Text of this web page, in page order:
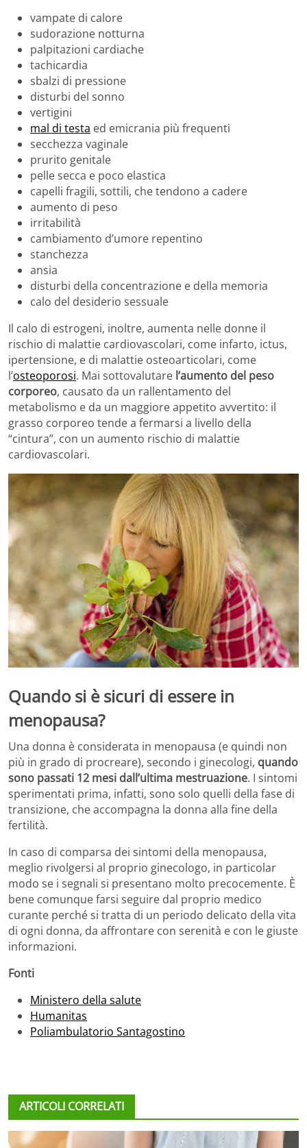
vampate di calore
sudorazione notturna
palpitazioni cardiache
tachicardia
sbalzi di pressione
disturbi del sonno
vertigini
mal di testa ed emicrania più frequenti
secchezza vaginale
prurito genitale
pelle secca e poco elastica
capelli fragili, sottili, che tendono a cadere
aumento di peso
irritabilità
cambiamento d’umore repentino
stanchezza
ansia
disturbi della concentrazione e della memoria
calo del desiderio sessuale
Il calo di estrogeni, inoltre, aumenta nelle donne il
rischio di malattie cardiovascolari, come infarto, ictus,
ipertensione, e di malattie osteoarticolari, come
l’osteoporosi. Mai sottovalutare l’aumento del peso
corporeo, causato da un rallentamento del
metabolismo e da un maggiore appetito avvertito: il
grasso corporeo tende a fermarsi a livello della
“cintura”, con un aumento rischio di malattie
cardiovascolari.
Quando si è sicuri di essere in
menopausa?
Una donna è considerata in menopausa (e quindi non
più in grado di procreare), secondo i ginecologi, quando
sono passati 12 mesi dall’ultima mestruazione. I sintomi
sperimentati prima, infatti, sono solo quelli della fase di
transizione, che accompagna la donna alla fine della
fertilità.
In caso di comparsa dei sintomi della menopausa,
meglio rivolgersi al proprio ginecologo, in particolar
modo se i segnali si presentano molto precocemente. È
bene comunque farsi seguire dal proprio medico
curante perché si tratta di un periodo delicato della vita
di ogni donna, da affrontare con serenità e con le giuste
informazioni.
Fonti
Ministero della salute
Humanitas
Poliambulatorio Santagostino
ARTICOLI CORRELATI